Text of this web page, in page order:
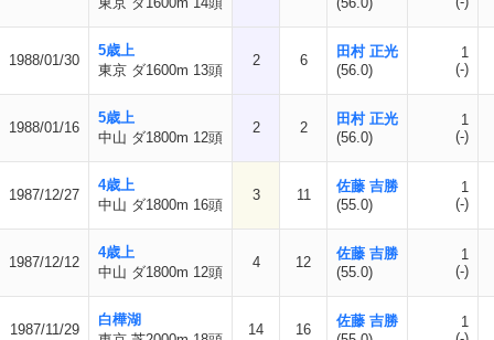
1988/01/30
5歳上
東京 ダ1600m 13頭
2 6
田村 正光
(56.0)
1
(-)
1988/01/16
5歳上
中山 ダ1800m 12頭
2 2
田村 正光
(56.0)
1
(-)
1987/12/27
4歳上
中山 ダ1800m 16頭
3 11
佐藤 吉勝
(55.0)
1
(-)
1987/12/12
4歳上
中山 ダ1800m 12頭
4 12
佐藤 吉勝
(55.0)
1
(-)
1987/11/29
白樺湖
14 16
佐藤 吉勝
1